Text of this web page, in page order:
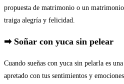
propuesta de matrimonio o un
traiga alegría y felicidad.
➡ Soñar con yuca sin pelear
Cuando sueñas con yuca sin pelarla es
apretado con tus sentimientos y